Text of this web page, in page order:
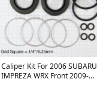
Caliper Kit For 2006 SUBARU
IMPREZA WRX Front 2009-